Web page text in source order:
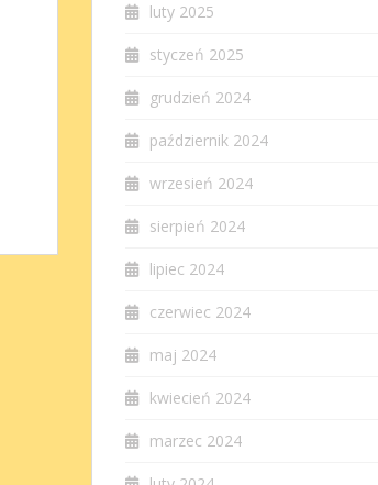
luty 2025
styczeń 2025
grudzień 2024
październik 2024
wrzesień 2024
sierpień 2024
lipiec 2024
czerwiec 2024
maj 2024
kwiecień 2024
marzec 2024